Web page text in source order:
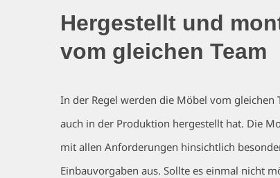
Hergestellt und
vom gleichen Team
In der Regel werden die Möbel vom
auch in der Produktion hergestellt hat. Die
mit allen Anforderungen hinsichtlich
Einbauvorgaben aus. Sollte es einmal nicht